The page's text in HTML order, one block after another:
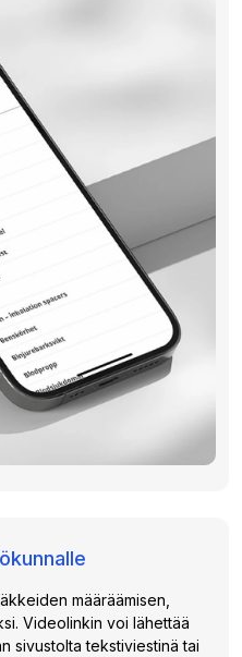
määräämisen,
Videolinkin voi lähettää
sivustolta tekstiviestinä tai